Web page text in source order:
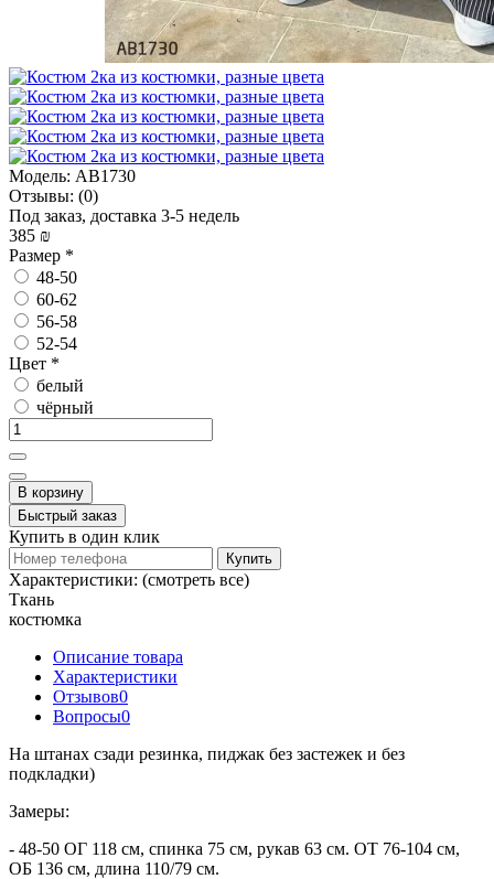
Модель: AB1730
Отзывы: (0)
Под заказ, доставка 3-5 недель
385 ₪
Размер *
48-50
60-62
56-58
52-54
Цвет *
белый
чёрный
В корзину
Быстрый заказ
Купить в один клик
Купить
Характеристики: (смотреть все)
Ткань
костюмка
Описание товара
Характеристики
Отзывов0
Вопросы0
На штанах сзади резинка, пиджак без застежек и без
подкладки)
Замеры:
- 48-50 ОГ 118 см, спинка 75 см, рукав 63 см. ОТ 76-104 см,
ОБ 136 см, длина 110/79 см.